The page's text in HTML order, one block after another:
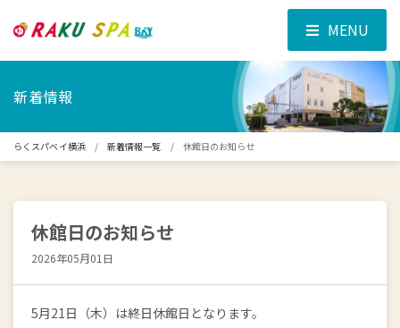
新着情報
らくスパベイ横浜 新着情報一覧 休館日のお知らせ
休館日のお知らせ
2026年05月01日
5月21日（木）は終日休館日となります。
MENU